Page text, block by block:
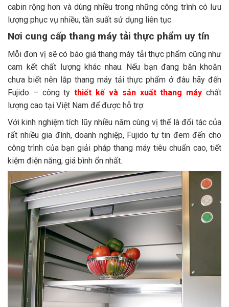
cabin rộng hơn và dùng nhiều trong những công trình có lưu
lượng phục vụ nhiều, tần suất sử dụng liên tục.
Nơi cung cấp thang máy tải thực phẩm uy tín
Mỗi đơn vị sẽ có báo giá thang máy tải thực phẩm cũng như
cam kết chất lượng khác nhau. Nếu bạn đang băn khoăn
chưa biết nên lắp thang máy tải thực phẩm ở đâu hãy đến
Fujido – công tythiết kế và sản xuất thang máy chất
lượng cao tại Việt Nam để được hỗ trợ.
Với kinh nghiệm tích lũy nhiều năm cùng vị thế là đối tác của
rất nhiều gia đình, doanh nghiệp, Fujido tự tin đem đến cho
công trình của bạn giải pháp thang máy tiêu chuẩn cao, tiết
kiệm điện năng, giá bình ổn nhất.